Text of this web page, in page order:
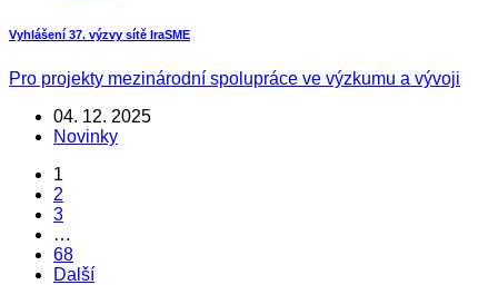
Vyhlášení 37. výzvy sítě IraSME
Pro projekty mezinárodní spolupráce ve výzkumu a vývoji
04. 12. 2025
Novinky
1
2
3
…
68
Další